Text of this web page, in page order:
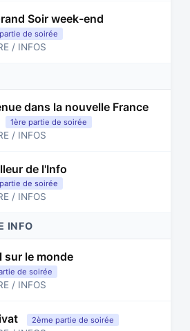
Soir week-end
de soirée
/ INFOS
dans la nouvelle France
1ère partie de soirée
/ INFOS
de l'Info
de soirée
/ INFOS
INFO
sur le monde
de soirée
/ INFOS
2ème partie de soirée